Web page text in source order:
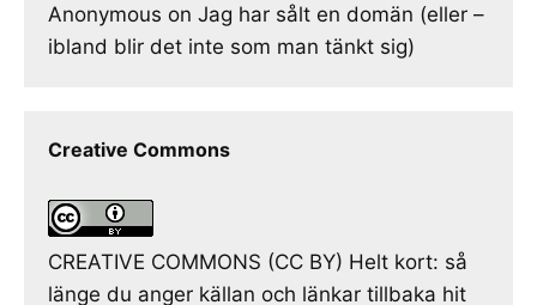
Anonymous on Jag har sålt en domän (eller –
ibland blir det inte som man tänkt sig)
Creative Commons
CREATIVE COMMONS (CC BY) Helt kort: så
länge du anger källan och länkar tillbaka hit